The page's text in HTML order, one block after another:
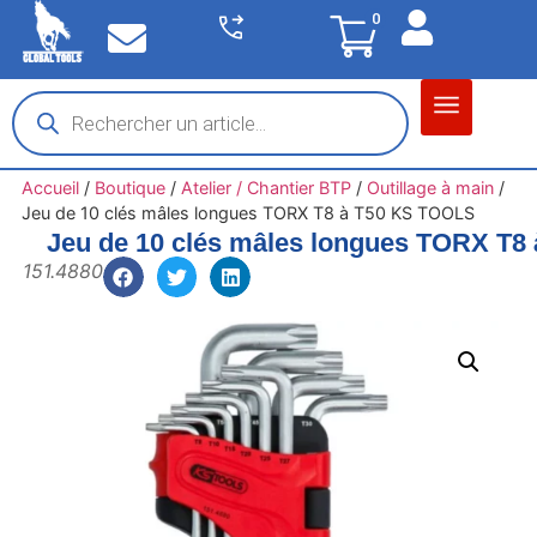
0
Accueil/ Boutique/ Atelier / Chantier BTP/ Outillage à main/
Jeu de 10 clés mâles longues TORX T8 à T50 KS TOOLS
Jeu de 10 clés mâles longues TORX T8
151.4880